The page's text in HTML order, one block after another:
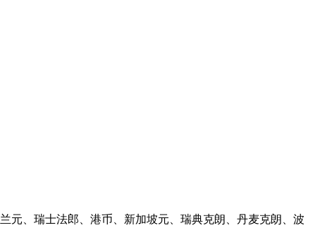
元、瑞士法郎、港币、新加坡元、瑞典克朗、丹麦克朗、波